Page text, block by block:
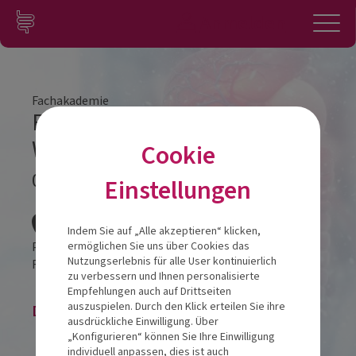
Zum Inhalt springen
Konto
Fachakademie
Fachakademie Stuttgart
Workshop Intensiv
05.11.2024
Parkhotel Stuttgart Messe-Airport
Filderbahnstraße 270771Leinfelden-Echterdingen
Die Veranstaltung ist beendet.
Cookie
Einstellungen
Indem Sie auf „Alle akzeptieren“ klicken,
ermöglichen Sie uns über Cookies das
Nutzungserlebnis für alle User kontinuierlich
zu verbessern und Ihnen personalisierte
Empfehlungen auch auf Drittseiten
auszuspielen. Durch den Klick erteilen Sie ihre
ausdrückliche Einwilligung. Über
„Konfigurieren“ können Sie Ihre Einwilligung
individuell anpassen, dies ist auch